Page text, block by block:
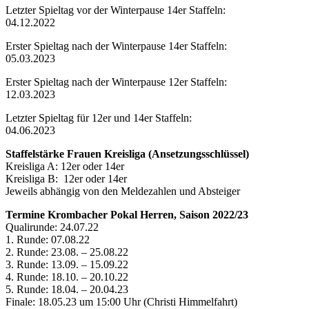
Letzter Spieltag vor der Winterpause 14er Staffeln:
04.12.2022
Erster Spieltag nach der Winterpause 14er Staffeln:
05.03.2023
Erster Spieltag nach der Winterpause 12er Staffeln:
12.03.2023
Letzter Spieltag für 12er und 14er Staffeln:
04.06.2023
Staffelstärke Frauen Kreisliga (Ansetzungsschlüssel)
Kreisliga A: 12er oder 14er
Kreisliga B: 12er oder 14er
Jeweils abhängig von den Meldezahlen und Absteiger
Termine Krombacher Pokal Herren, Saison 2022/23
Qualirunde: 24.07.22
1. Runde: 07.08.22
2. Runde: 23.08. – 25.08.22
3. Runde: 13.09. – 15.09.22
4. Runde: 18.10. – 20.10.22
5. Runde: 18.04. – 20.04.23
Finale: 18.05.23 um 15:00 Uhr (Christi Himmelfahrt)